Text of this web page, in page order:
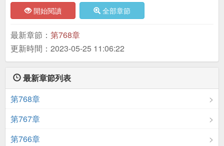
開始閱讀 全部章節
最新章節： 第768章
更新時間：2023-05-25 11:06:22
最新章節列表
第768章
第767章
第766章